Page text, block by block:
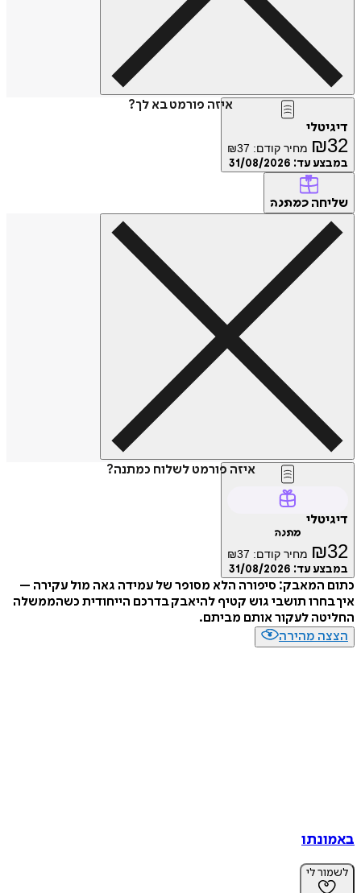
איזה פורמט בא לך?
דיגיטלי
₪32 מחיר קודם: ₪37
במבצע עד: 31/08/2026
שליחה כמתנה
איזה פורמט לשלוח כמתנה?
דיגיטלי
מתנה
₪32 מחיר קודם: ₪37
במבצע עד: 31/08/2026
כתום המאבק: סיפורה הלא מסופר של עמידה גאה מול עקירה –
איך בחרו תושבי גוש קטיף להיאבק בדרכם הייחודית כשהממשלה
החליטה לעקור אותם מביתם.
הצצה מהירה
באמונתו
לשמור לי